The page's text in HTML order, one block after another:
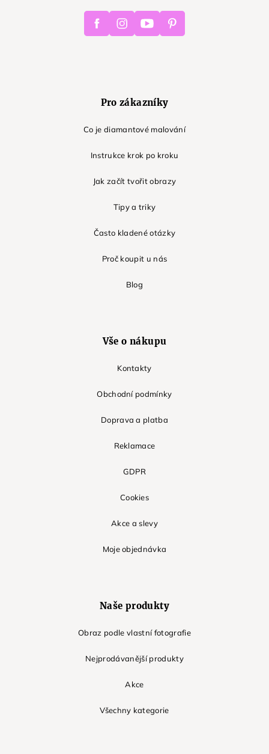
FacebookInstagramYoutube Pinterest
Pro zákazníky
Co je diamantové malování
Instrukce krok po kroku
Jak začít tvořit obrazy
Tipy a triky
Často kladené otázky
Proč koupit u nás
Blog
Vše o nákupu
Kontakty
Obchodní podmínky
Doprava a platba
Reklamace
GDPR
Cookies
Akce a slevy
Moje objednávka
Naše produkty
Obraz podle vlastní fotografie
Nejprodávanější produkty
Akce
Všechny kategorie